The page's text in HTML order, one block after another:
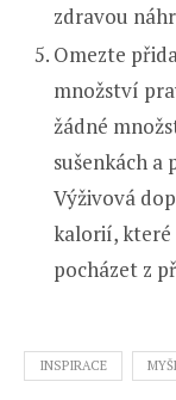
zdravou
Omezte
množství
žádné
sušenkách a
Výživová
kalorií, které
pocházet z
INSPIRACE